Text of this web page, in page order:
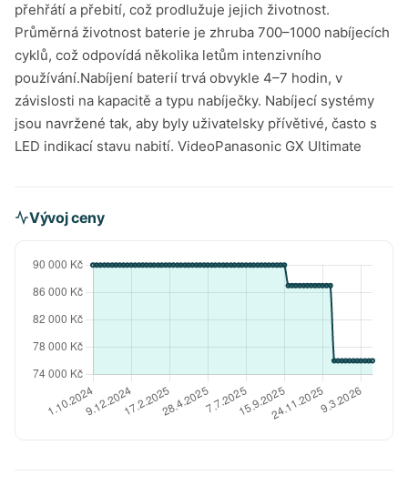
přehřátí a přebití, což prodlužuje jejich životnost.
Průměrná životnost baterie je zhruba 700–1000 nabíjecích
cyklů, což odpovídá několika letům intenzivního
používání.Nabíjení baterií trvá obvykle 4–7 hodin, v
závislosti na kapacitě a typu nabíječky. Nabíjecí systémy
jsou navržené tak, aby byly uživatelsky přívětivé, často s
LED indikací stavu nabití. VideoPanasonic GX Ultimate
Vývoj ceny